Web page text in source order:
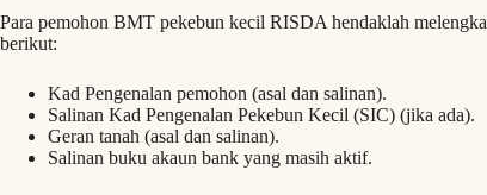
Para pemohon BMT pekebun kecil RISDA hendaklah
berikut:
Kad Pengenalan pemohon (asal dan salinan).
Salinan Kad Pengenalan Pekebun Kecil (SIC) (jika ada).
Geran tanah (asal dan salinan).
Salinan buku akaun bank yang masih aktif.